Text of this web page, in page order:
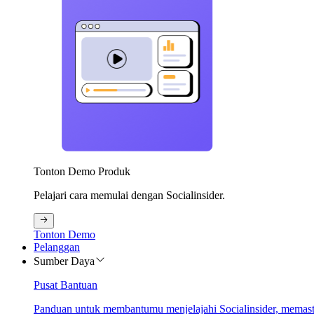
Tonton Demo Produk
Pelajari cara memulai dengan Socialinsider.
Tonton Demo
Pelanggan
Sumber Daya
Pusat Bantuan
Panduan untuk membantumu menjelajahi Socialinsider,